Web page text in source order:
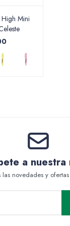
Mini
a
las novedades y
y Regalaría
Cotillón y Sorpresitas